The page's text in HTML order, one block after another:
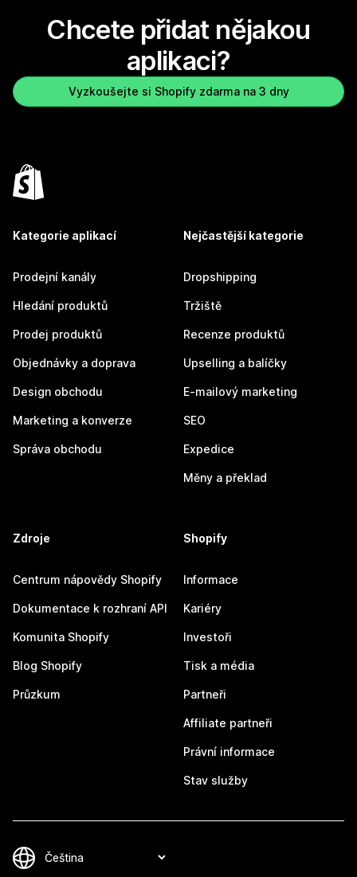
Chcete přidat nějakou
aplikaci?
Vyzkoušejte si Shopify zdarma na 3 dny
Kategorie aplikací
Prodejní kanály
Hledání produktů
Prodej produktů
Objednávky a doprava
Design obchodu
Marketing a konverze
Správa obchodu
Nejčastější kategorie
Dropshipping
Tržiště
Recenze produktů
Upselling a balíčky
E-mailový marketing
SEO
Expedice
Měny a překlad
Zdroje
Centrum nápovědy Shopify
Dokumentace k rozhraní API
Komunita Shopify
Blog Shopify
Průzkum
Shopify
Informace
Kariéry
Investoři
Tisk a média
Partneři
Affiliate partneři
Právní informace
Stav služby